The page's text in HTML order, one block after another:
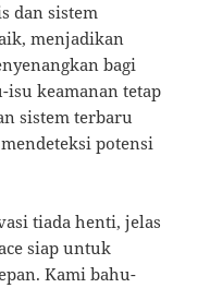
dan sistem
menjadikan
bagi
isu keamanan tetap
sistem terbaru
potensi
tiada henti, jelas
siap untuk
Kami bahu-